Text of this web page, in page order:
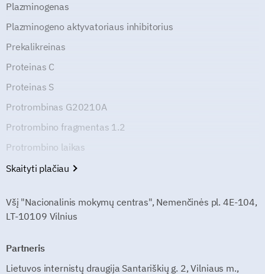
Plazminogenas
Plazminogeno aktyvatoriaus inhibitorius
Prekalikreinas
Proteinas C
Proteinas S
Protrombinas G20210A
Protrombino fragmentas 1.2
Protrombino laikas
Skaityti plačiau
Všį "Nacionalinis mokymų centras", Nemenčinės pl. 4E-104,
LT-10109 Vilnius
Partneris
Lietuvos internistų draugija Santariškių g. 2, Vilniaus m.,